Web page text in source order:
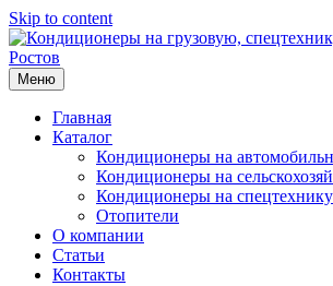
Skip to content
Меню
Главная
Каталог
Кондиционеры на
Кондиционеры на
Кондиционеры на спецтехнику
Отопители
О компании
Статьи
Контакты